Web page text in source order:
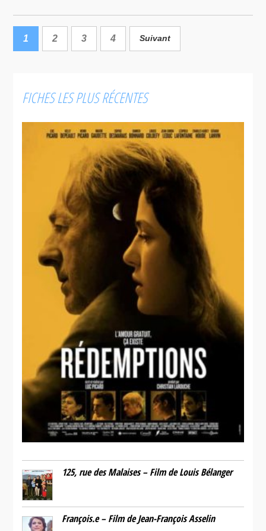
Le
1 2 3 4 Suivant
FICHES LES PLUS RÉCENTES
125, rue des Malaises – Film de Louis Bélanger
François.e – Film de Jean-François Asselin